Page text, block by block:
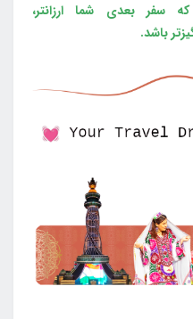
سفر بعدی شما ارزانتر،